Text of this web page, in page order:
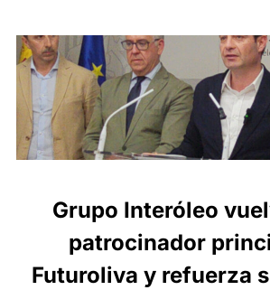
Grupo Interóleo
patrocinador
Futuroliva y refuerza